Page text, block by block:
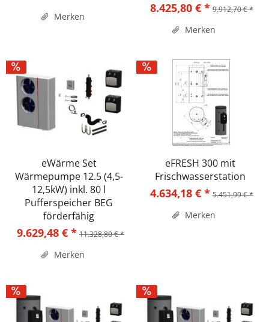
Merken
8.425,80 € * 9.912,70 € *
Merken
eWärme Set
Wärmepumpe 12.5 (4,5-
12,5kW) inkl. 80 l
Pufferspeicher BEG
förderfähig
9.629,48 € * 11.328,80 € *
Merken
eFRESH 300 mit
Frischwasserstation
4.634,18 € * 5.451,99 € *
Merken